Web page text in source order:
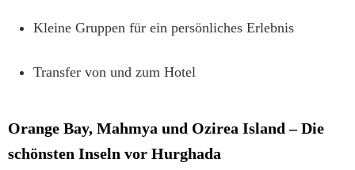
Kleine Gruppen für ein persönliches Erlebnis
Transfer von und zum Hotel
Orange Bay, Mahmya und Ozirea Island – Die
schönsten Inseln vor Hurghada